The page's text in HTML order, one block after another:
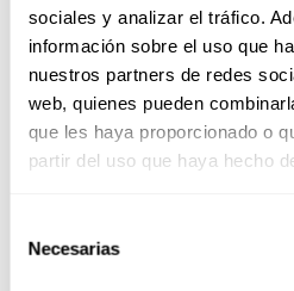
sociales y analizar el tráfico.
información sobre el uso que
nuestros partners de redes
web, quienes pueden
que les haya proporcionado o
partir del uso que haya hecho
Necesarias